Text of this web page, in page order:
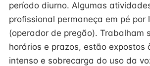
período diurno. Algumas
profissional permaneça em pé por
(operador de pregão). Trabalham
horários e prazos, estão expostos
intenso e sobrecarga do uso da